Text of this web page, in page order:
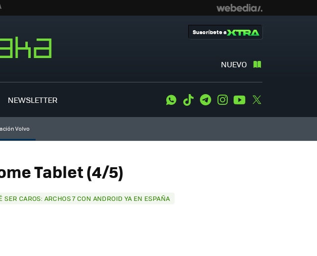
NUEVO
Suscríbete a
NEWSLETTER WhatsApp
Tiktok TelegramInstagramYoutube
Volvo
Tablet (4/5)
SER CAROS: ARCHOS 7 CON ANDROID YA EN ESPAÑA